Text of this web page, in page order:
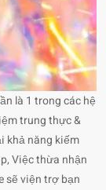
là 1 trong các hệ
trung thực &
khả năng kiếm
Việc thừa nhận
sẽ viện trợ bạn